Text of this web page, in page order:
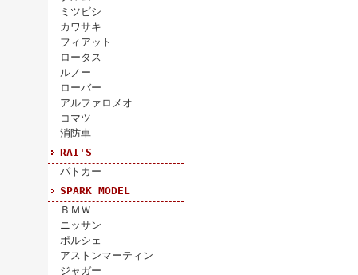
ミツビシ
カワサキ
フィアット
ロータス
ルノー
ローバー
アルファロメオ
コマツ
消防車
RAI'S
パトカー
SPARK MODEL
ＢＭＷ
ニッサン
ポルシェ
アストンマーティン
ジャガー